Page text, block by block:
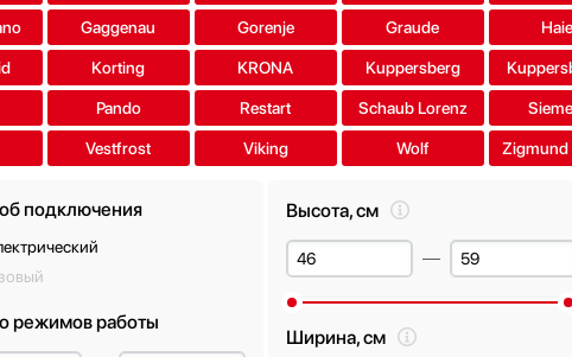
Gaggenau Gorenje Graude
Korting KRONA Kuppersberg
Pando Restart Schaub Lorenz
Vestfrost Viking Wolf Zigmund
подключения
режимов работы
Высота, см
Ширина, см